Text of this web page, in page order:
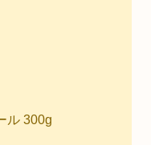
ル 300g